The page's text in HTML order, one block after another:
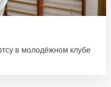
в молодёжном клубе